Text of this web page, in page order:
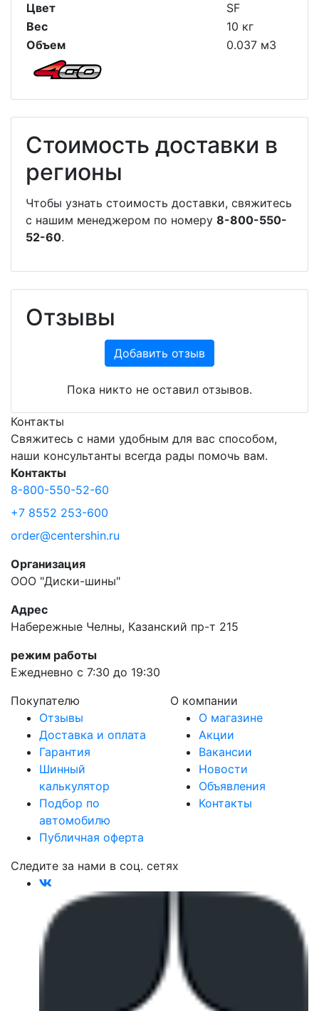
Цвет
SF
Вес
10 кг
Объем
0.037 м3
Стоимость доставки в
регионы
Чтобы узнать стоимость доставки, свяжитесь
с нашим менеджером по номеру 8-800-550-
52-60.
Отзывы
Добавить отзыв
Пока никто не оставил отзывов.
Контакты
Свяжитесь с нами удобным для вас способом,
наши консультанты всегда рады помочь вам.
Контакты
8-800-550-52-60
+7 8552 253-600
order@centershin.ru
Организация
ООО "Диски-шины"
Адрес
Набережные Челны, Казанский пр-т 215
режим работы
Ежедневно с 7:30 до 19:30
Покупателю
Отзывы
Доставка и оплата
Гарантия
Шинный
калькулятор
Подбор по
автомобилю
Публичная оферта
О компании
О магазине
Акции
Вакансии
Новости
Объявления
Контакты
Следите за нами в соц. сетях